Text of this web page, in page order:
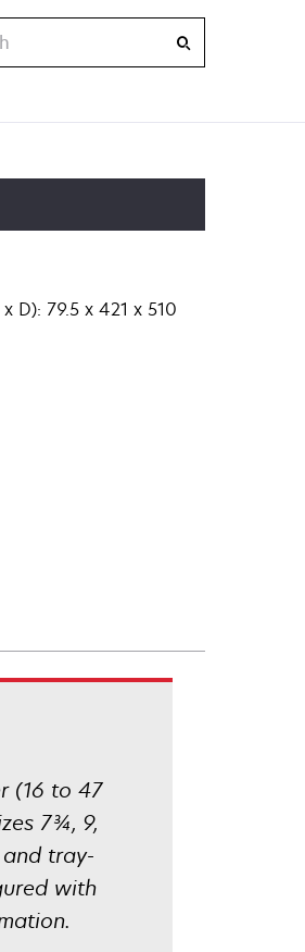
D): 79.5 x 421 x 510
(16 to 47
7¾, 9,
tray-
with